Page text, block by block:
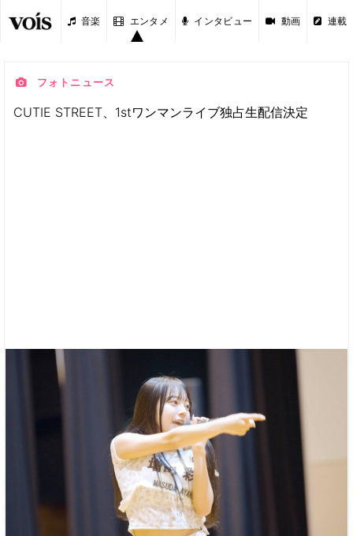
音楽 エンタメ インタビュー 動画 連載
フォトニュース
CUTIE STREET、1stワンマンライブ独占生配信決定